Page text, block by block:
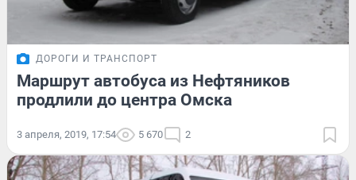
ДОРОГИ И ТРАНСПОРТ
Маршрут автобуса из Нефтяников
продлили до центра Омска
3 апреля, 2019, 17:54 5 670 2